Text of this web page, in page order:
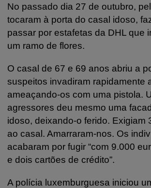
No passado dia 27 de outubro,
tocaram à porta do casal idoso,
passar por estafetas da DHL que
um ramo de flores.
O casal de 67 e 69 anos abriu a
suspeitos invadiram rapidamente
ameaçando-os com uma pistola.
agressores deu mesmo uma
idoso, deixando-o ferido. Exigiam
ao casal. Amarraram-nos. Os
acabaram por fugir “com 9.000
e dois cartões de crédito”.
A polícia luxemburguesa iniciou